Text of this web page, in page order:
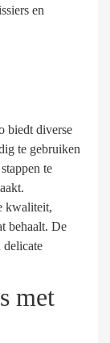
en
biedt diverse
te gebruiken
te
kwaliteit,
behaalt. De
delicate
met